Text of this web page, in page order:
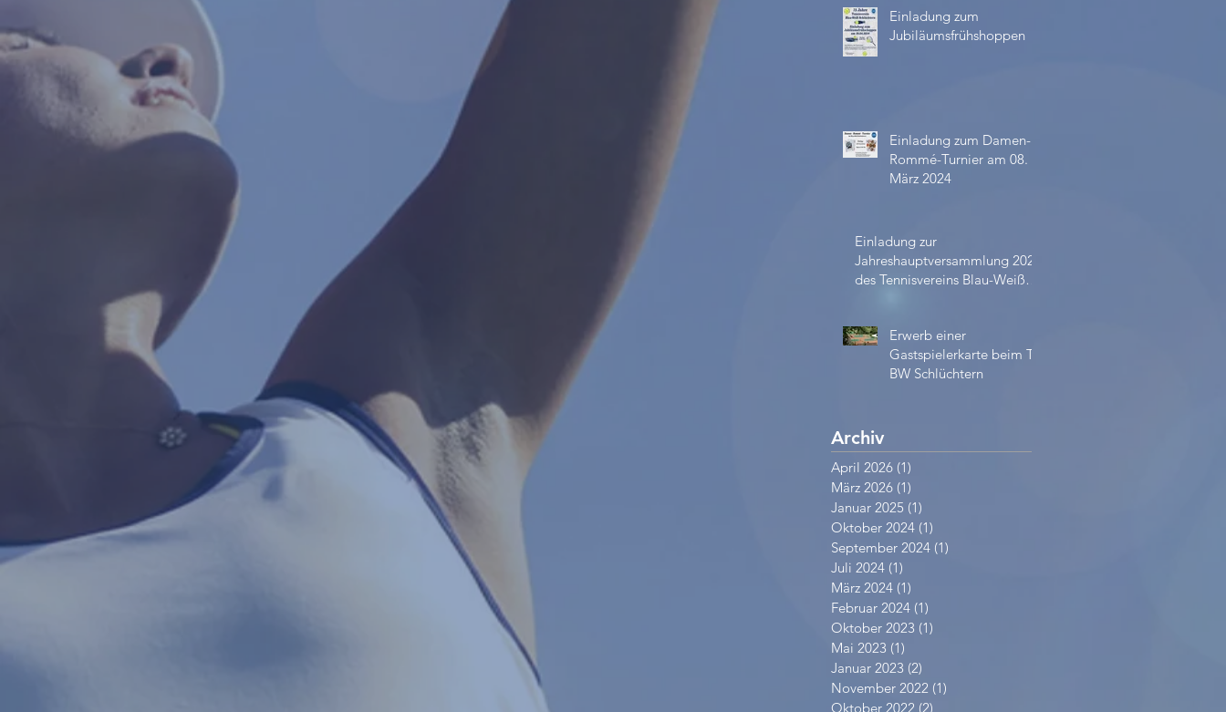
Einladung zum
Jubiläumsfrühshoppen
Einladung zum Damen-
Rommé-Turnier am 08.
März 2024
Einladung zur
Jahreshauptversammlung 2023
des Tennisvereins Blau-Weiß
Erwerb einer
Gastspielerkarte beim TV
BW Schlüchtern
Archiv
April 2026 (1)
März 2026 (1)
Januar 2025 (1)
Oktober 2024 (1)
September 2024 (1)
Juli 2024 (1)
März 2024 (1)
Februar 2024 (1)
Oktober 2023 (1)
Mai 2023 (1)
Januar 2023 (2)
November 2022 (1)
Oktober 2022 (2)